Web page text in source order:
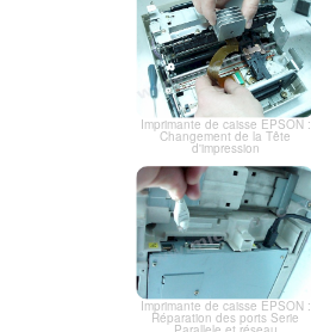
Imprimante de caisse EPSON :
Changement de la Tête
d'impression
Imprimante de caisse EPSON :
Réparation des ports Serie